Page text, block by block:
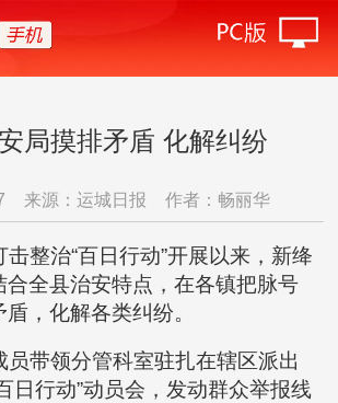
局摸排矛盾 化解纠纷
来源：运城日报 作者：畅丽华
击整治“百日行动”开展以来，新绛
合全县治安特点，在各镇把脉号
，化解各类纠纷。
员带领分管科室驻扎在辖区派出
日行动”动员会，发动群众举报线